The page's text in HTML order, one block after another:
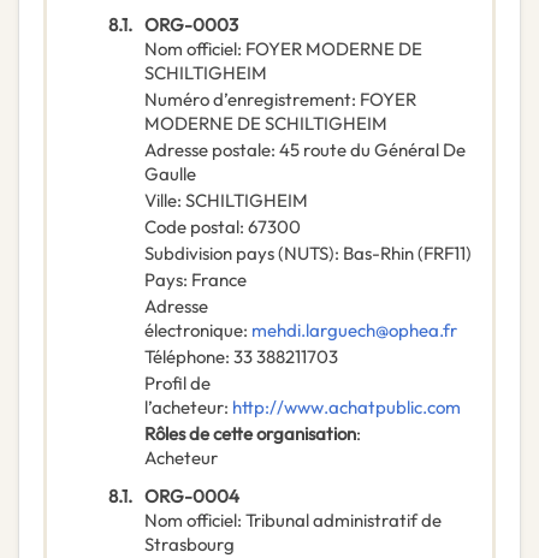
8.1. ORG-0003
Nom officiel: FOYER MODERNE DE
SCHILTIGHEIM
Numéro d’enregistrement: FOYER
MODERNE DE SCHILTIGHEIM
Adresse postale: 45 route du Général De
Gaulle
Ville: SCHILTIGHEIM
Code postal: 67300
Subdivision pays (NUTS): Bas-Rhin(FRF11)
Pays: France
Adresse
électronique: mehdi.larguech@ophea.fr
Téléphone: 33 388211703
Profil de
l’acheteur: http://www.achatpublic.com
Rôles de cette organisation:
Acheteur
8.1. ORG-0004
Nom officiel: Tribunal administratif de
Strasbourg